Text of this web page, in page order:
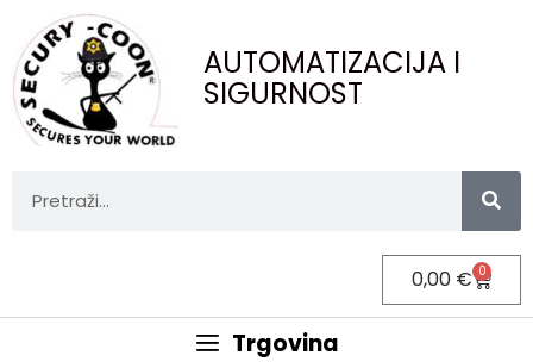
AUTOMATIZACIJA I
SIGURNOST
0,00 € 0
Trgovina